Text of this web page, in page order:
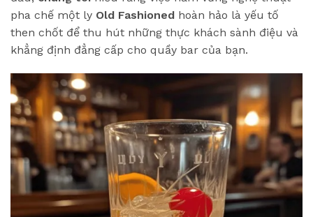
pha chế một ly Old Fashioned hoàn hảo là yếu tố
then chốt để thu hút những thực khách sành điệu và
khẳng định đẳng cấp cho quầy bar của bạn.